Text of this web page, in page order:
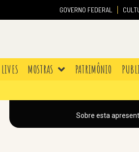
GOVERNO FEDERAL
LIVES MOSTRAS PATRIMÔNIO
Sobre esta